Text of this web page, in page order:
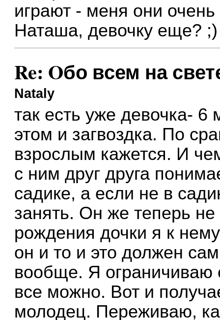
играют - меня они
Наташа, девочку еще? ;)
Re: Oбо всем на
Nataly
так есть уже девочка-
этом и загвоздка. По
взрослым кажется. И
с ним друг друга
садике, а если не в
занять. Он же теперь
рождения дочки я к
он и то и это должен
вообще. Я ограничиваю
все можно. Вот и
молодец. Переживаю,